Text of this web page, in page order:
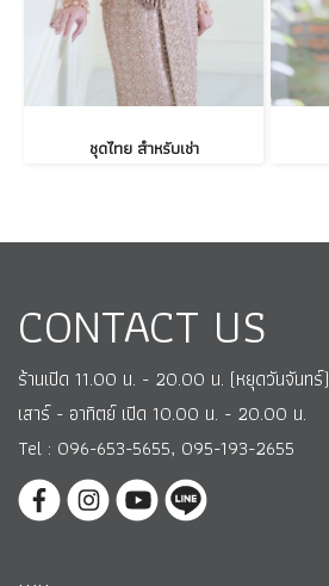
ชุดไทย สำหรับเช่า
CONTACT US
ร้านเปิด 11.00 น. - 20.00 น. (หยุดวันจันทร์)
เสาร์ - อาทิตย์ เปิด 10.00 น. - 20.00 น.
Tel : 096-653-5655, 095-193-2655